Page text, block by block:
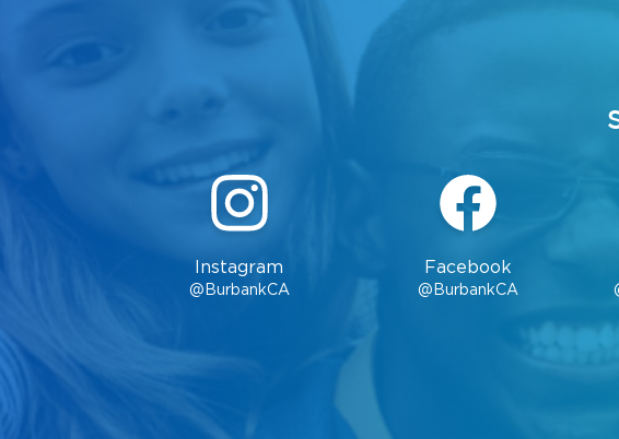
Instagram
@BurbankCA
Facebook
@BurbankCA